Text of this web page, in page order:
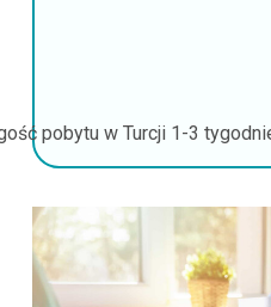
pobytu w Turcji 1-3